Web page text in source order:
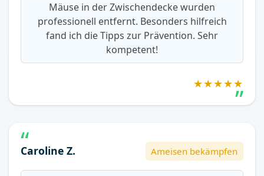
Mäuse in der Zwischendecke wurden
professionell entfernt. Besonders hilfreich
fand ich die Tipps zur Prävention. Sehr
kompetent!
★★★★★
Caroline Z. Ameisen bekämpfen